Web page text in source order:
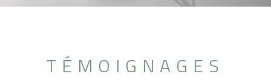
TÉMOIGNAGES